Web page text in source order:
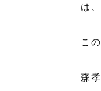
は
こ
森